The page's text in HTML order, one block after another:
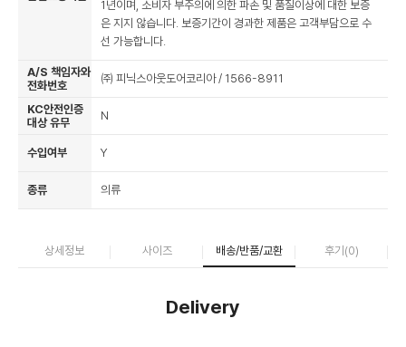
1년이며, 소비자 부주의에 의한 파손 및 품질이상에 대한 보증
은 지지 않습니다. 보증기간이 경과한 제품은 고객부담으로 수
선 가능합니다.
A/S 책임자와
전화번호
㈜ 피닉스아웃도어코리아 / 1566-8911
KC안전인증
대상 유무
N
수입여부 Y
종류 의류
상세정보 사이즈 배송/반품/교환 후기(0)
Delivery